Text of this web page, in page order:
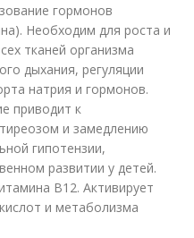
гормонов
Необходим для роста и
тканей организма
дыхания, регуляции
натрия и гормонов.
приводит к
и замедлению
гипотензии,
развитии у детей.
В12. Активирует
и метаболизма